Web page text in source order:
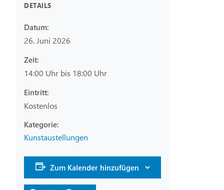
DETAILS
Datum:
26. Juni 2026
Zeit:
14:00 Uhr bis 18:00 Uhr
Eintritt:
Kostenlos
Kunstaustellungen
Zum Kalender hinzufügen